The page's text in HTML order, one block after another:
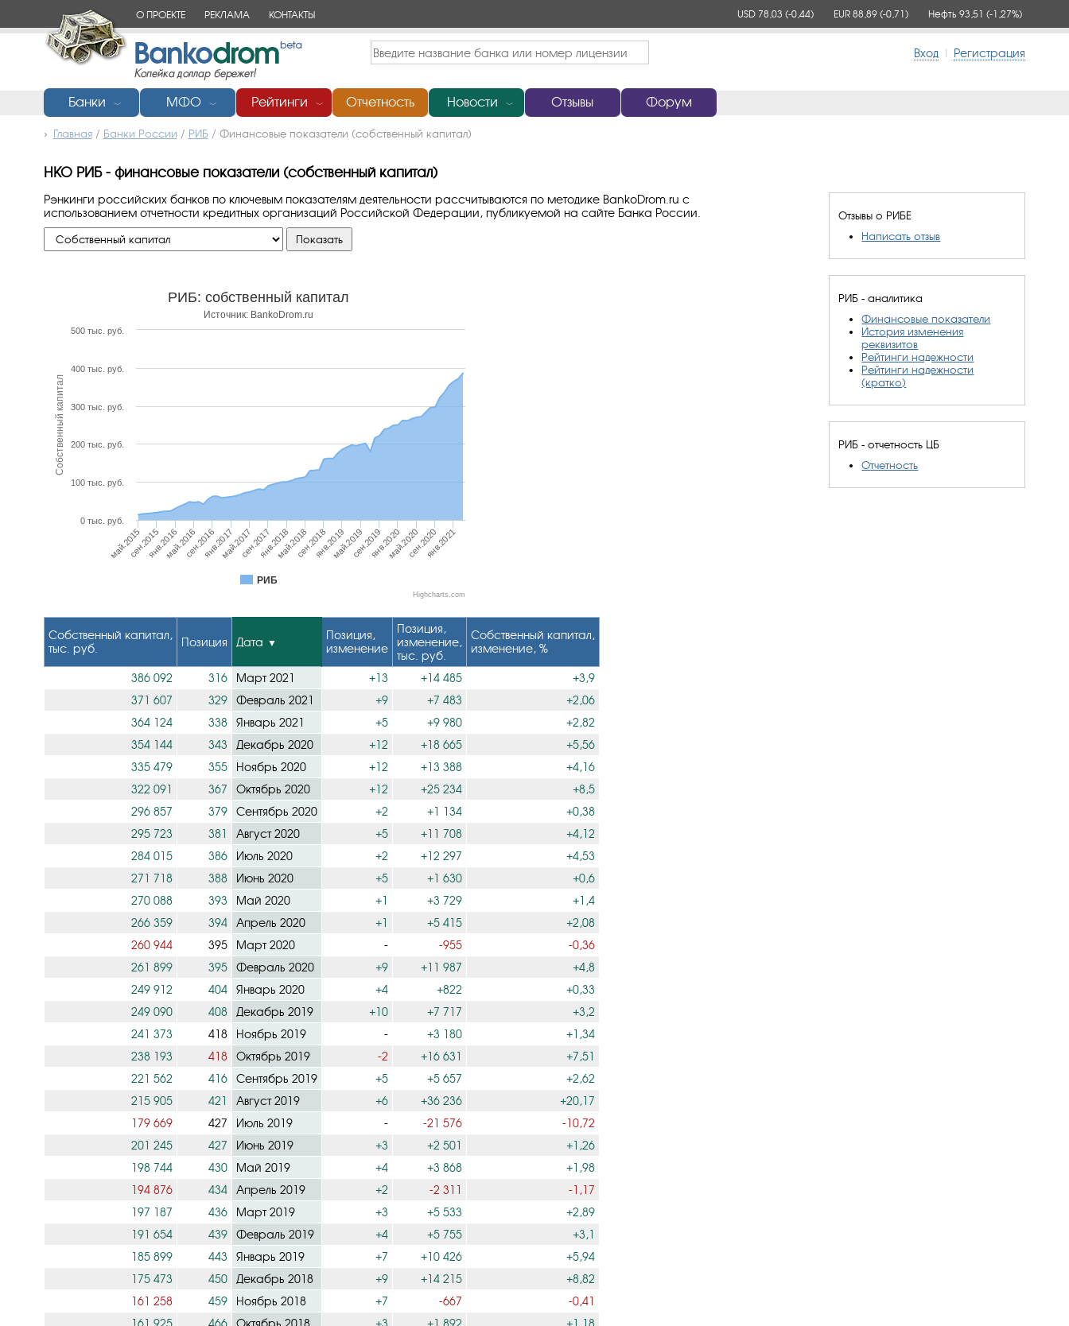
О ПРОЕКТЕ РЕКЛАМА КОНТАКТЫ USD 78,03 (-0,44) EUR 88,89 (-0,71) Нефть 93,51 (-1,27%)
Вход | Регистрация
Банки ﹀ МФО ﹀ Рейтинги ﹀ Отчетность Новости ﹀ Отзывы Форум
Главная/ Банки России / РИБ/ Финансовые показатели (собственный капитал)
НКО РИБ - финансовые показатели (собственный капитал)
Отзывы о РИБЕ
Написать отзыв
РИБ - аналитика
Финансовые показатели
История изменения
реквизитов
Рейтинги надежности
Рейтинги надежности
(кратко)
РИБ - отчетность ЦБ
Отчетность
Рэнкинги российских банков по ключевым показателям деятельности рассчитываются по методике BankoDrom.ru с
использованием отчетности кредитных организаций Российской Федерации, публикуемой на сайте Банка России.
Собственный капитал
РИБ: собственный капитал
Источник: BankoDrom.ru
РИБ
май.2015 май.2016 май.2017 май.2018 май.2019 май.2020
сен.2015янв.2016сен.2016янв.2017сен.2017янв.2018сен.2018янв.2019сен.2019янв.2020сен.2020янв.2021
0 тыс. руб.
100 тыс. руб.
200 тыс. руб.
300 тыс. руб.
400 тыс. руб.
500 тыс. руб.
Highcharts.com
Собственный капитал,
тыс. руб.
Позиция Дата
Позиция,
изменение
Позиция,
изменение,
тыс. руб.
Собственный капитал,
изменение, %
386 092 316 Март 2021 +13 +14 485
+3,9
371 607
329 Февраль 2021 +9 +7 483
+2,06
364 124
338 Январь 2021 +5 +9 980
+2,82
354 144
343 Декабрь 2020 +12 +18 665
+5,56
335 479
355 Ноябрь 2020 +12 +13 388
+4,16
322 091
367 Октябрь 2020 +12 +25 234
+8,5
296 857
379 Сентябрь 2020 +2 +1 134
+0,38
295 723
381 Август 2020 +5 +11 708
+4,12
284 015
386 Июль 2020 +2 +12 297
+4,53
271 718
388 Июнь 2020 +5 +1 630
+0,6
270 088
393 Май 2020 +1 +3 729
+1,4
266 359
394 Апрель 2020 +1 +5 415
+2,08
260 944
395 Март 2020 - -955
-0,36
261 899
395 Февраль 2020 +9 +11 987
+4,8
249 912
404 Январь 2020 +4 +822
+0,33
249 090
408 Декабрь 2019 +10 +7 717
+3,2
241 373
418 Ноябрь 2019 - +3 180
+1,34
238 193
418 Октябрь 2019 -2 +16 631
+7,51
221 562
416 Сентябрь 2019 +5 +5 657
+2,62
215 905
421 Август 2019 +6 +36 236
+20,17
179 669
427 Июль 2019 - -21 576
-10,72
201 245
427 Июнь 2019 +3 +2 501
+1,26
198 744
430 Май 2019 +4 +3 868
+1,98
194 876
434 Апрель 2019 +2 -2 311
-1,17
197 187
436 Март 2019 +3 +5 533
+2,89
191 654
439 Февраль 2019 +4 +5 755
+3,1
185 899
443 Январь 2019 +7 +10 426
+5,94
175 473
450 Декабрь 2018 +9 +14 215
+8,82
161 258
459 Ноябрь 2018 +7 -667
-0,41
161 925
466 Октябрь 2018 +3 +1 892
+1,18